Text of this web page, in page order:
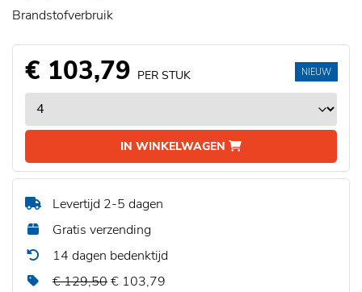
Brandstofverbruik
€ 103,79 PER STUK
IN WINKELWAGEN
NIEUW
Levertijd 2-5 dagen
Gratis verzending
14 dagen bedenktijd
€ 129,50€ 103,79